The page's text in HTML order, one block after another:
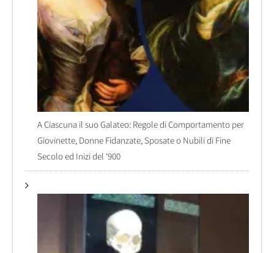
A Ciascuna il suo Galateo: Regole di Comportamento per
Giovinette, Donne Fidanzate, Sposate o Nubili di Fine
Secolo ed Inizi del ‘900